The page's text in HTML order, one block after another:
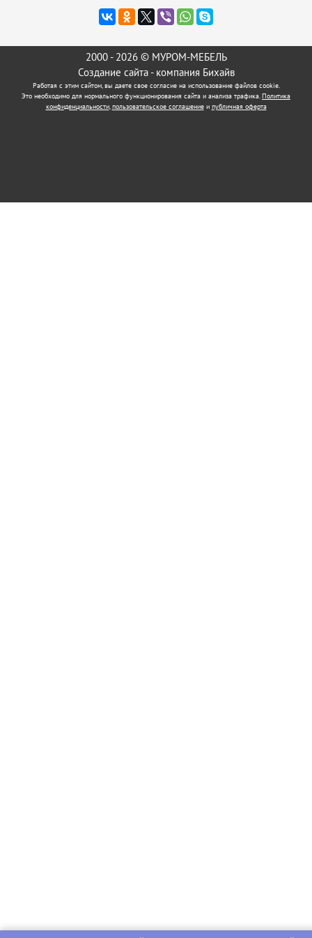
2000 - 2026 © МУРОМ-МЕБЕЛЬ
Создание сайта- компания Бихайв
Работая с этим сайтом, вы даете свое согласие на использование файлов cookie.
Это необходимо для нормального функционирования сайта и анализа трафика.Политика
конфиденциальности,пользовательское соглашениеи публичная оферта